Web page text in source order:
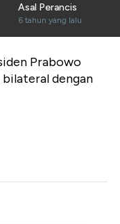
Asal Perancis
6 tahun yang lalu
Prabowo
dengan